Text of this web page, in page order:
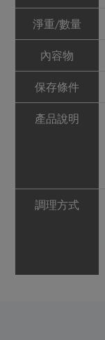
淨重/數量
內容物
保存條件
產品說明
調理方式